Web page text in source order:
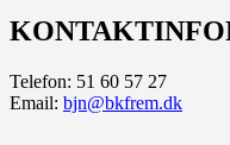
Telefon: 51 60 57 27
Email: bjn@bkfrem.dk